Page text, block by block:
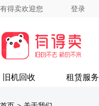
有得卖欢迎您 登录
旧机回收 租赁服务